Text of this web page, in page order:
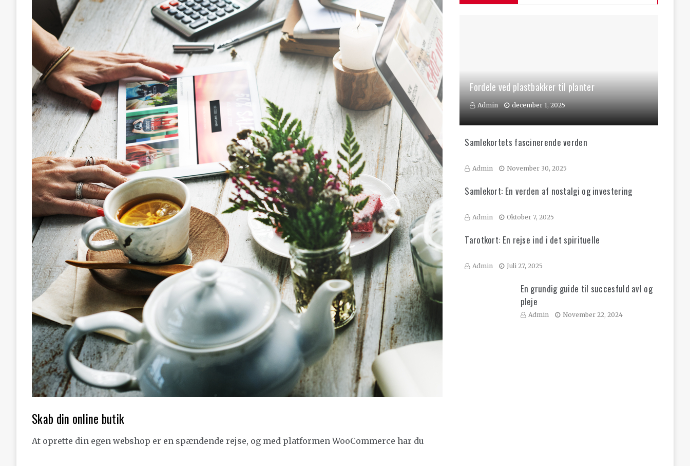
Skab din online butik
At oprette din egen webshop er en spændende rejse, og med platformen WooCommerce har du
Fordele ved plastbakker til planter
Admin december 1, 2025
Samlekortets fascinerende verden
Admin November 30, 2025
Samlekort: En verden af nostalgi og investering
Admin Oktober 7, 2025
Tarotkort: En rejse ind i det spirituelle
Admin Juli 27, 2025
En grundig guide til succesfuld avl og
pleje
Admin November 22, 2024